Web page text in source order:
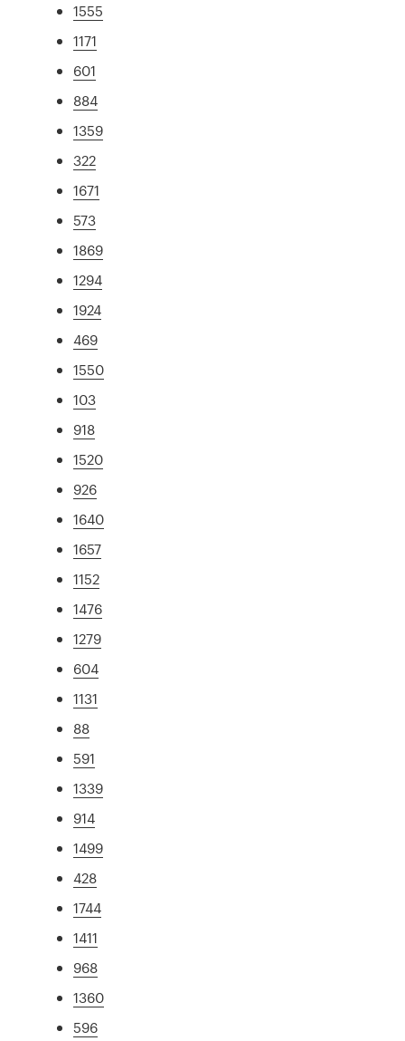
1555
1171
601
884
1359
322
1671
573
1869
1294
1924
469
1550
103
918
1520
926
1640
1657
1152
1476
1279
604
1131
88
591
1339
914
1499
428
1744
1411
968
1360
596